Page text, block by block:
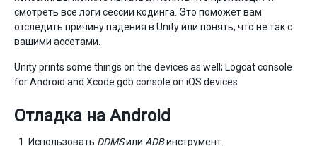
смотреть все логи сессии кодинга. Это поможет вам
отследить причину падения в Unity или понять, что не так с
вашими ассетами.
Unity prints some things on the devices as well; Logcat console
for Android and Xcode gdb console on iOS devices
Отладка на Android
Использовать DDMSили ADBинструмент.